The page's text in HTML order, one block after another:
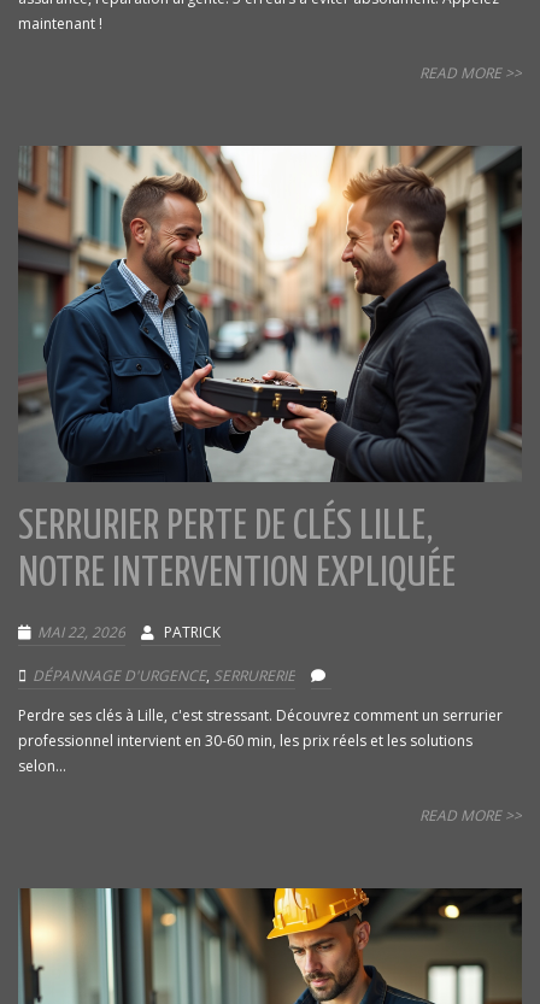
maintenant !
READ MORE >>
SERRURIER PERTE DE CLÉS LILLE,
NOTRE INTERVENTION EXPLIQUÉE
MAI 22, 2026 PATRICK
DÉPANNAGE D'URGENCE, SERRURERIE
Perdre ses clés à Lille, c'est stressant. Découvrez comment un serrurier
professionnel intervient en 30-60 min, les prix réels et les solutions
selon...
READ MORE >>